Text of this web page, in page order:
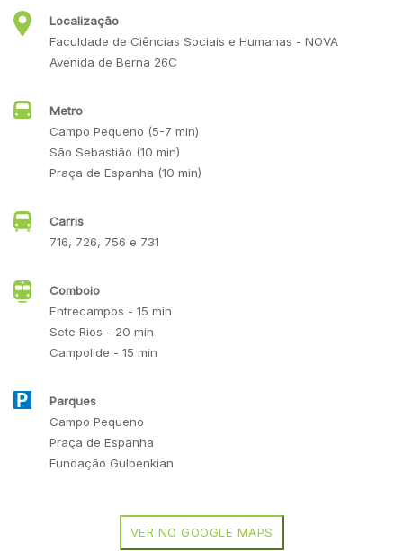
Localização
Faculdade de Ciências Sociais e Humanas - NOVA
Avenida de Berna 26C
Metro
Campo Pequeno (5-7 min)
São Sebastião (10 min)
Praça de Espanha (10 min)
Carris
716, 726, 756 e 731
Comboio
Entrecampos - 15 min
Sete Rios - 20 min
Campolide - 15 min
Parques
Campo Pequeno
Praça de Espanha
Fundação Gulbenkian
VER NO GOOGLE MAPS